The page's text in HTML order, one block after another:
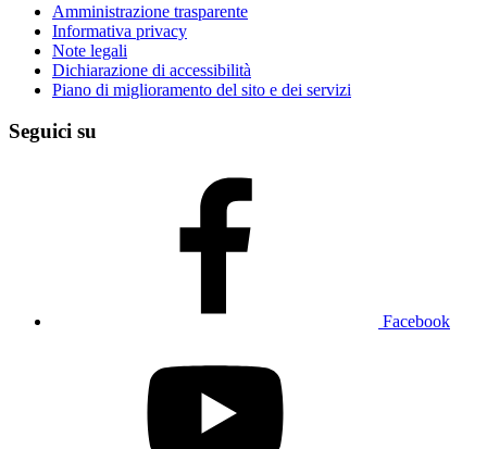
Amministrazione trasparente
Informativa privacy
Note legali
Dichiarazione di accessibilità
Piano di miglioramento del sito e dei servizi
Seguici su
Facebook